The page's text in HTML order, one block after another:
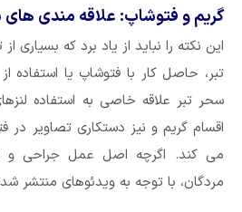
گریم و فتوشاپ: علاقه مندی های
این نکته را نباید از یاد برد که بسیاری
تبر، حاصل کار با فتوشاپ یا استفاده
سحر تبر علاقه خاصی به استفاده
اقسام گریم و نیز دستکاری تصاویر در
می کند. اگرچه اصل عمل جراحی
مردگان، با توجه به ویدئوهای منتشر